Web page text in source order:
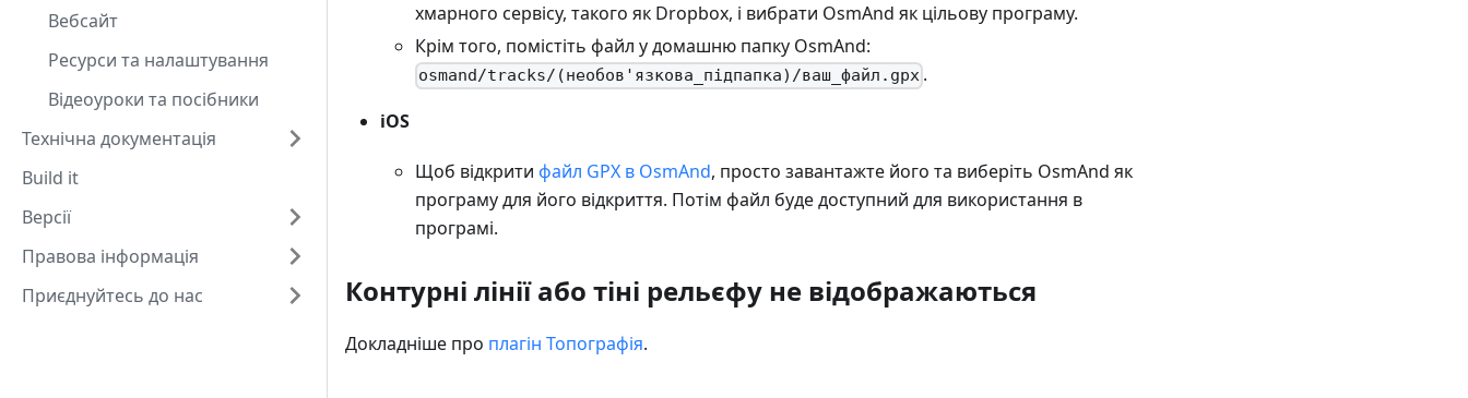
Вебсайт
Ресурси та налаштування
Відеоуроки та посібники
Технічна документація
Build it
Версії
Правова інформація
Приєднуйтесь до нас
хмарного сервісу, такого як Dropbox, і вибрати OsmAnd як цільову програму.
Крім того, помістіть файл у домашню папку OsmAnd:
osmand/tracks/(необов'язкова_підпапка)/ваш_файл.gpx .
iOS
Щоб відкрити файл GPX в OsmAnd, просто завантажте його та виберіть OsmAnd як
програму для його відкриття. Потім файл буде доступний для використання в
програмі.
Контурні лінії або тіні рельєфу не відображаються
Докладніше про плагін Топографія.